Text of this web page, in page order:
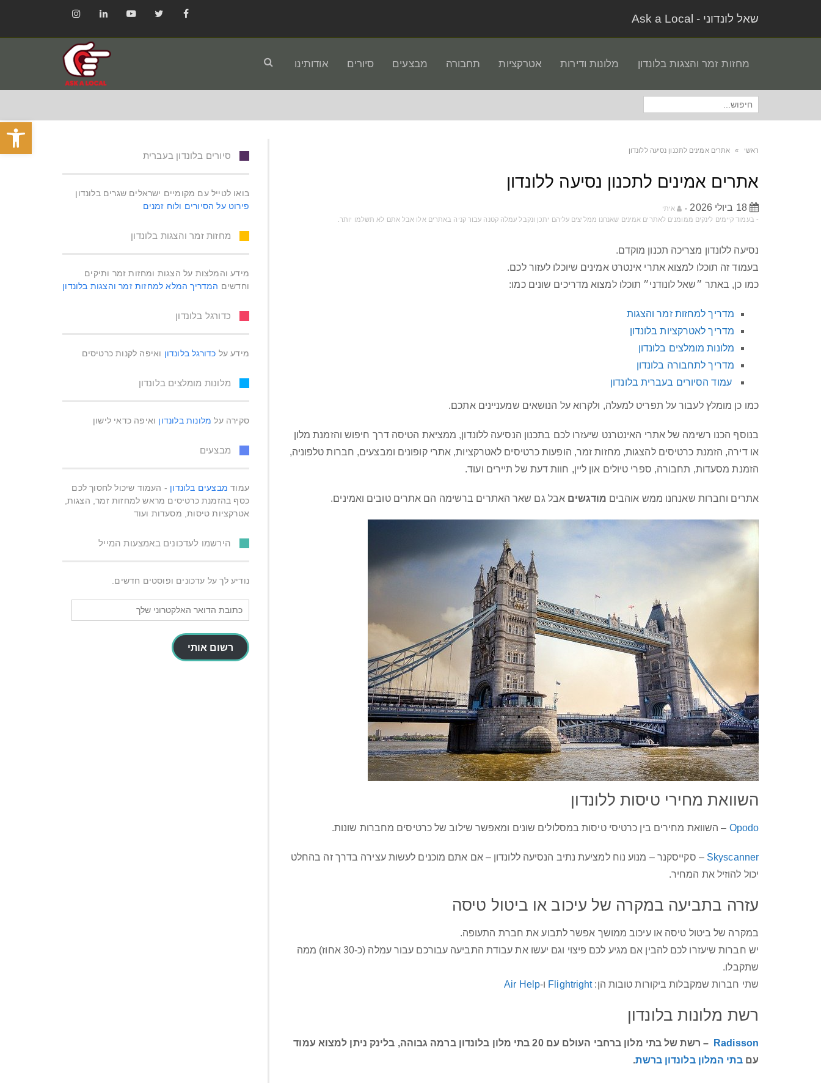
פתח
שאל לונדוני - Ask a Local
מחזות זמר והצגות בלונדון מלונות ודירות אטרקציות תחבורה מבצעים סיורים אודותינו
חיפוש
ראשי » אתרים אמינים לתכנון נסיעה ללונדון
אתרים אמינים לתכנון נסיעה ללונדון
18 ביולי 2026
איתי
‫-‬ בעמוד קיימים לינקים ממומנים לאתרים אמינים שאנחנו ממליצים עליהם יתכן ונקבל עמלה קטנה עבור קניה באתרים אלו אבל אתם לא תשלמו יותר‫.‬
נסיעה ללונדון מצריכה תכנון מוקדם.
בעמוד זה תוכלו למצוא אתרי אינטרט אמינים שיוכלו לעזור לכם.
כמו כן, באתר ״שאל לונודני״ תוכלו למצוא מדריכים שונים כמו:
מדריך למחזות זמר והצגות
מדריך לאטרקציות בלונדון
מלונות מומלצים בלונדון
מדריך לתחבורה בלונדון
עמוד הסיורים בעברית בלונדון
כמו כן מומלץ לעבור על תפריט למעלה, ולקרוא על הנושאים שמעניינים אתכם.
בנוסף הכנו רשימה של אתרי האינטרנט שיעזרו לכם בתכנון הנסיעה ללונדון, ממציאת הטיסה דרך חיפוש והזמנת מלון
או דירה, הזמנת כרטיסים להצגות, מחזות זמר, הופעות כרטיסים לאטרקציות, אתרי קופונים ומבצעים, חברות טלפוניה,
הזמנת מסעדות, תחבורה, ספרי טיולים און ליין, חוות דעת של תיירים ועוד.
אתרים וחברות שאנחנו ממש אוהבים מודגשים אבל גם שאר האתרים ברשימה הם אתרים טובים ואמינים.
השוואת מחירי טיסות ללונדון
Opodo – השוואת מחירים בין כרטיסי טיסות במסלולים שונים ומאפשר שילוב של כרטיסים מחברות שונות.
Skyscanner – סקייסקנר – מנוע נוח למציעת נתיב הנסיעה ללונדון – אם אתם מוכנים לעשות עצירה בדרך זה בהחלט
יכול להוזיל את המחיר.
עזרה בתביעה במקרה של עיכוב או ביטול טיסה
במקרה של ביטול טיסה או עיכוב ממושך אפשר לתבוע את חברת התעופה.
יש חברות שיעזרו לכם להבין אם מגיע לכם פיצוי וגם יעשו את עבודת התביעה עבורכם עבור עמלה (כ-30 אחוז) ממה
שתקבלו.
שתי חברות שמקבלות ביקורות טובות הן:Flightright ו-Air Help
רשת מלונות בלונדון
Radisson
–
רשת של בתי מלון ברחבי העולם עם 20 בתי מלון בלונדון ברמה גבוהה, בלינק ניתן למצוא עמוד
עםבתי המלון בלונדון ברשת.
סיורים בלונדון בעברית
בואו לטייל עם מקומיים ישראלים שגרים בלונדון
פירוט על הסיורים ולוח זמנים
מחזות זמר והצגות בלונדון
מידע והמלצות על הצגות ומחזות זמר ותיקים
וחדשים המדריך המלא למחזות זמר והצגות בלונדון
כדורגל בלונדון
מידע על כדורגל בלונדון ואיפה לקנות כרטיסים
מלונות מומלצים בלונדון
סקירה על מלונות בלונדון ואיפה כדאי לישון
מבצעים
עמוד מבצעים בלונדון - העמוד שיכול לחסוך לכם
כסף בהזמנת כרטיסים מראש למחזות זמר, הצגות,
אטרקציות טיסות, מסעדות ועוד
הירשמו לעדכונים באמצעות המייל
נודיע לך על עדכונים ופוסטים חדשים.
שלך רשום אותי